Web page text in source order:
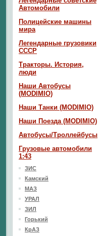
Автомобили
Полицейские машины
мира
Легендарные грузовики
СССР
Тракторы. История,
люди
Наши Автобусы
(MODIMIO)
Наши Танки (MODIMIO)
Наши Поезда (MODIMIO)
Автобусы/Троллейбусы
Грузовые автомобили
1:43
ЗИС
Камский
МАЗ
УРАЛ
ЗИЛ
Горький
КрАЗ